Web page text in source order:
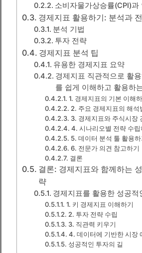
소비자물가상승률(CPI)과
경제지표 활용하기: 분석과
분석 기법
투자 전략
경제지표 분석 팁
유용한 경제지표 요약
경제지표 직관적으로 활
를 쉽게 이해하고 활용하
1. 경제지표의 기본 이해
2. 주요 경제지표의 해석
3. 경제지표와 주식시장
4. 시나리오별 전략 수립
5. 데이터 분석 툴 활용하
6. 전문가 의견 참고하기
결론
결론: 경제지표와 함께하는
략
경제지표를 활용한 성공적
1. 키 경제지표 이해하기
2. 투자 전략 수립
3. 직관력 키우기
4. 데이터에 기반한 시장
성공적인 투자의 길